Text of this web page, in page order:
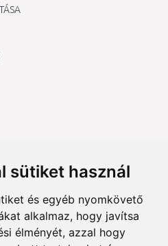
sütiket használ
és egyéb nyomkövető
alkalmaz, hogy javítsa
élményét, azzal hogy